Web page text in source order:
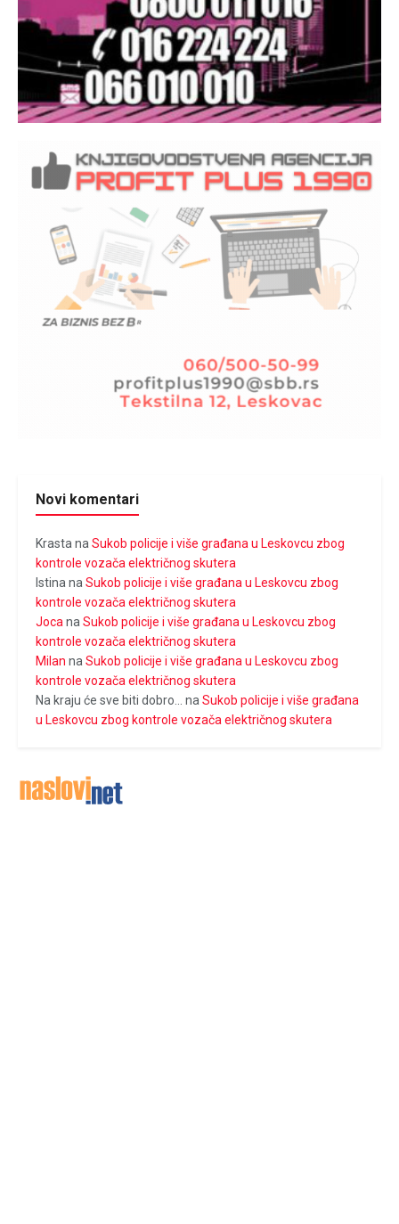
Novi komentari
Krasta na Sukob policije i više građana u Leskovcu zbog
kontrole vozača električnog skutera
Istina na Sukob policije i više građana u Leskovcu zbog
kontrole vozača električnog skutera
Joca na Sukob policije i više građana u Leskovcu zbog
kontrole vozača električnog skutera
Milan na Sukob policije i više građana u Leskovcu zbog
kontrole vozača električnog skutera
Na kraju će sve biti dobro...
na Sukob policije i više građana
u Leskovcu zbog kontrole vozača električnog skutera